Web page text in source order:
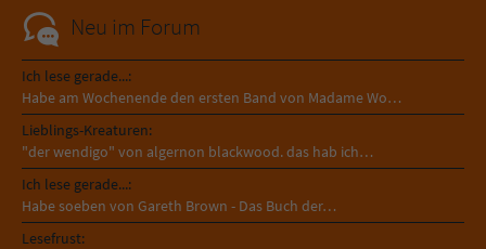
Neu im Forum
Ich lese gerade...:
Habe am Wochenende den ersten Band von Madame Wo…
Lieblings-Kreaturen:
"der wendigo" von algernon blackwood. das hab ich…
Ich lese gerade...:
Habe soeben von Gareth Brown - Das Buch der…
Lesefrust: